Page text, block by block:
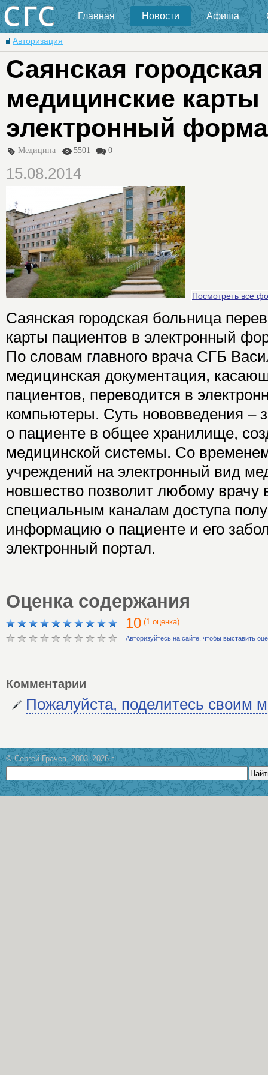
Главная Новости Афиша
Авторизация
Саянская
медицинские карты
электронный
Медицина 5501 0
15.08.2014
Посмотреть все
Саянская городская больница
карты пациентов в электронный
По словам главного врача СГБ
медицинская документация,
пациентов, переводится в
компьютеры. Суть нововведения –
о пациенте в общее хранилище,
медицинской системы. Со
учреждений на электронный вид
новшество позволит любому врачу
специальным каналам доступа
информацию о пациенте и его
электронный портал.
Оценка содержания
10 (1 оценка)
Авторизуйтесь на сайте, чтобы выставить
Комментарии
Пожалуйста, поделитесь своим
© Сергей Грачев, 2003–2026 г.